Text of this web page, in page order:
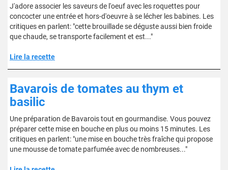
J'adore associer les saveurs de l'oeuf avec les roquettes pour
concocter une entrée et hors-d'oeuvre à se lécher les babines. Les
critiques en parlent: "cette brouillade se déguste aussi bien froide
que chaude, se transporte facilement et est..."
Lire la recette
Bavarois de tomates au thym et
basilic
Une préparation de Bavarois tout en gourmandise. Vous pouvez
préparer cette mise en bouche en plus ou moins 15 minutes. Les
critiques en parlent: "une mise en bouche très fraîche qui propose
une mousse de tomate parfumée avec de nombreuses..."